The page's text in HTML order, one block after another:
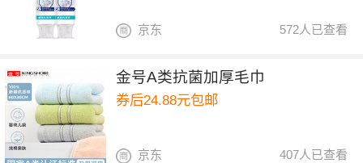
572人已查看
京东
金号A类抗菌加厚毛巾
券后24.88元包邮
407人已查看
京东